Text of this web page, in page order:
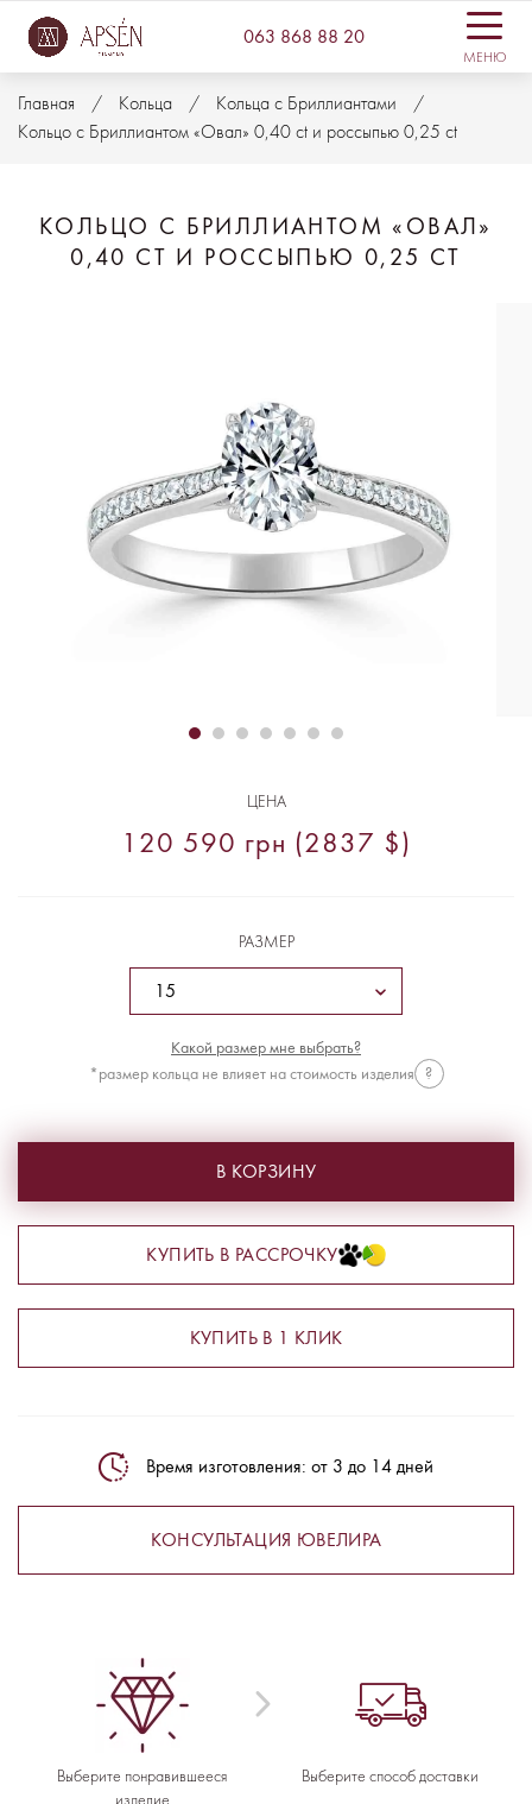
063 868 88 20
МЕНЮ
Главная Кольца
Кольца с Бриллиантами
Кольцо с Бриллиантом «Овал» 0,40 ct и россыпью 0,25 ct
КОЛЬЦО С БРИЛЛИАНТОМ «ОВАЛ»
0,40 CT И РОССЫПЬЮ 0,25 CT
ЦЕНА
120 590 грн (2837 $)
РАЗМЕР
Какой размер мне выбрать?
*размер кольца не влияет на стоимость изделия
?
В КОРЗИНУ
КУПИТЬ В РАССРОЧКУ
КУПИТЬ В 1 КЛИК
Время изготовления: от 3 до 14 дней
КОНСУЛЬТАЦИЯ ЮВЕЛИРА
Выберите понравившееся
Выберите способ доставки